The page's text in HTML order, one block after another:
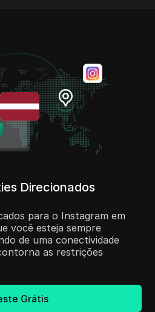
Direcionados
para o Instagram em
você esteja sempre
de uma conectividade
as restrições
Grátis